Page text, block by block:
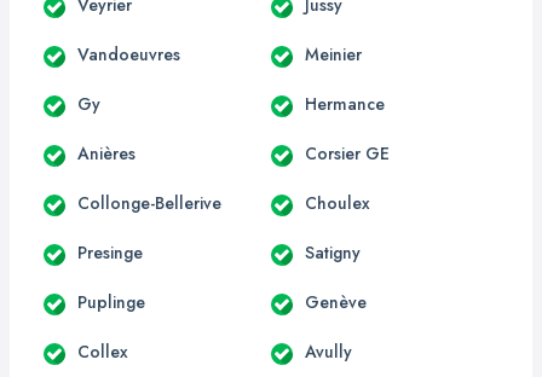
Veyrier Jussy
Vandoeuvres Meinier
Gy Hermance
Anières Corsier GE
Collonge-Bellerive Choulex
Presinge Satigny
Puplinge Genève
Collex Avully